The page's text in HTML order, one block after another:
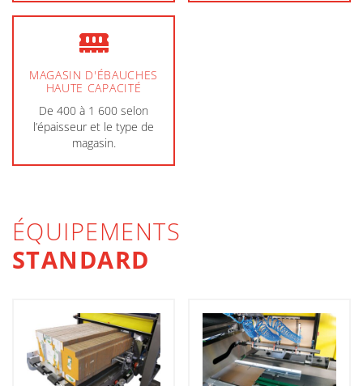
MAGASIN D'ÉBAUCHES
HAUTE CAPACITÉ
De 400 à 1 600 selon
l’épaisseur et le type de
magasin.
ÉQUIPEMENTS
STANDARD